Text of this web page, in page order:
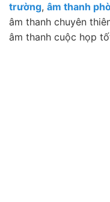
trường, âm thanh
âm thanh chuyên
âm thanh cuộc họp